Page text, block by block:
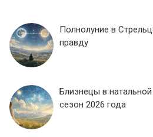
Полнолуние в
правду
Близнецы в
сезон 2026 года